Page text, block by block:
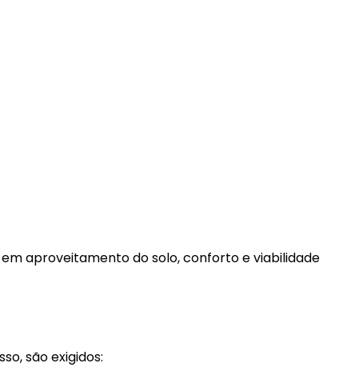
aproveitamento do solo, conforto e viabilidade
são exigidos: